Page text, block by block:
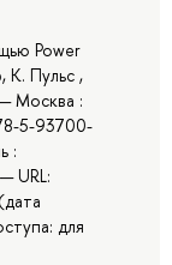
Power
К. Пульс ,
Москва :
5-93700-
:
URL:
для